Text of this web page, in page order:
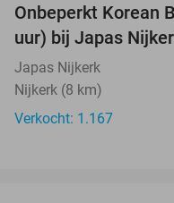
Onbeperkt Korean
uur) bij Japas
Japas Nijkerk
Nijkerk (8 km)
Verkocht: 1.167